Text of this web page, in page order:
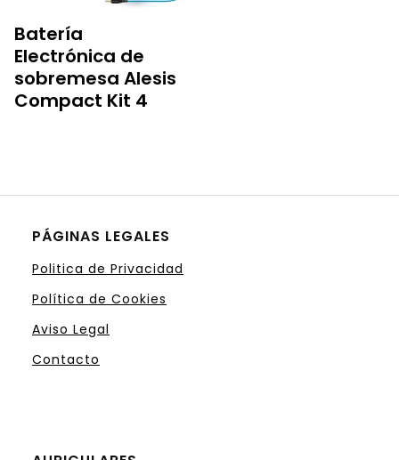
Batería
Electrónica de
sobremesa Alesis
Compact Kit 4
PÁGINAS LEGALES
Politica de Privacidad
Política de Cookies
Aviso Legal
Contacto